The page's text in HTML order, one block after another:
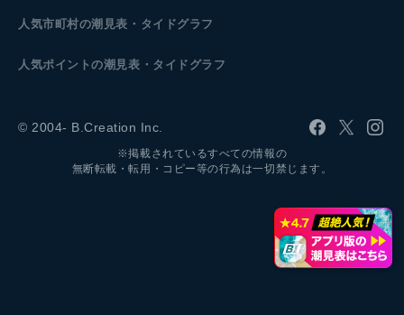
人気市町村の潮見表・タイドグラフ
人気ポイントの潮見表・タイドグラフ
© 2004- B.Creation Inc.
※掲載されているすべての情報の
無断転載・転用・コピー等の行為は一切禁じます。